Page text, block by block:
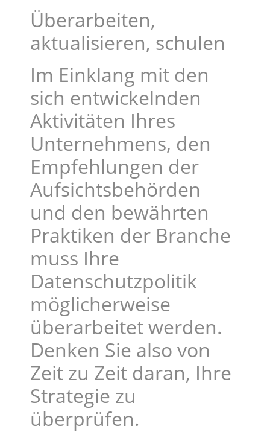
Überarbeiten,
aktualisieren, schulen
Im Einklang mit den
sich entwickelnden
Aktivitäten Ihres
Unternehmens, den
Empfehlungen der
Aufsichtsbehörden
und den bewährten
Praktiken der Branche
muss Ihre
Datenschutzpolitik
möglicherweise
überarbeitet werden.
Denken Sie also von
Zeit zu Zeit daran, Ihre
Strategie zu
überprüfen.